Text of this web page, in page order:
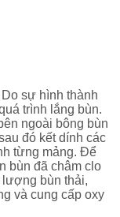
Do sự hình thành
trình lắng bùn.
ngoài bông bùn
đó kết dính các
từng mảng. Để
bùn đã châm clo
bùn thải,
và cung cấp oxy